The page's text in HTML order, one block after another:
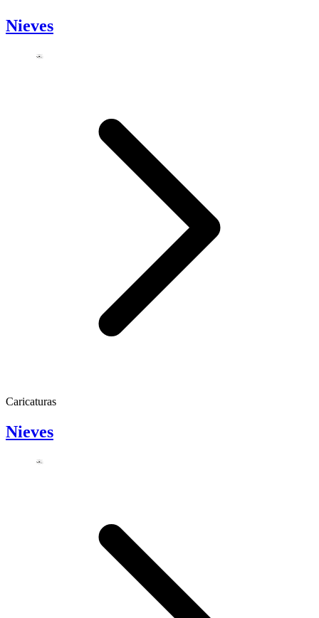
Nieves
Caricaturas
Nieves